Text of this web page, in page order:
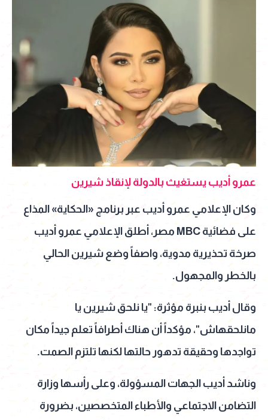
عمرو أديب يستغيث بالدولة لإنقاذ شيرين
وكان الإعلامي عمرو أديب عبر برنامج «الحكاية» المذاع
على فضائية MBC مصر، أطلق الإعلامي عمرو أديب
صرخة تحذيرية مدوية، واصفاً وضع شيرين الحالي
بالخطر والمجهول.
وقال أديب بنبرة مؤثرة: "يا نلحق شيرين يا
مانلحقهاش"، مؤكداً أن هناك أطرافاً تعلم جيداً مكان
تواجدها وحقيقة تدهور حالتها لكنها تلتزم الصمت.
وناشد أديب الجهات المسؤولة، وعلى رأسها وزارة
التضامن الاجتماعي والأطباء المتخصصين، بضرورة